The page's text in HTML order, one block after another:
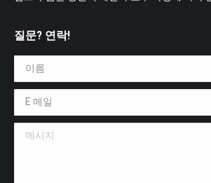
질문? 연락!
이름 *
E 메일 *
메시지